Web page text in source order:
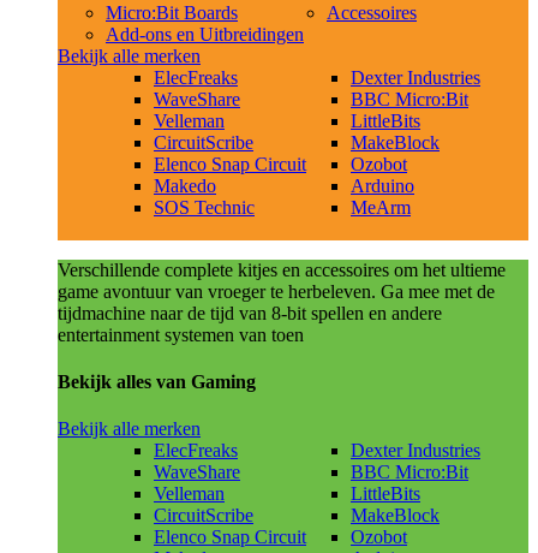
Micro:Bit Boards
Add-ons en Uitbreidingen
Accessoires
Bekijk alle merken
ElecFreaks
WaveShare
Velleman
CircuitScribe
Elenco Snap Circuit
Makedo
SOS Technic
Dexter Industries
BBC Micro:Bit
LittleBits
MakeBlock
Ozobot
Arduino
MeArm
Verschillende complete kitjes en accessoires om het ultieme
game avontuur van vroeger te herbeleven. Ga mee met de
tijdmachine naar de tijd van 8-bit spellen en andere
entertainment systemen van toen
Bekijk alles van Gaming
Bekijk alle merken
ElecFreaks
WaveShare
Velleman
CircuitScribe
Elenco Snap Circuit
Dexter Industries
BBC Micro:Bit
LittleBits
MakeBlock
Ozobot